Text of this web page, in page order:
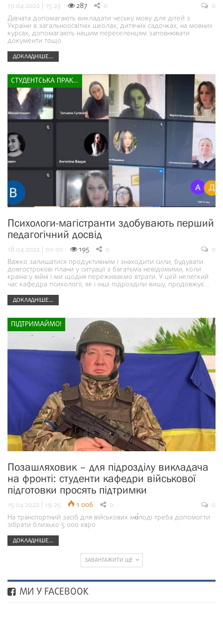
19.04.2022 | 15:23 287 0
0
Дівчата допомагають викладати чеську мову для дітей з
України в загальноосвітніх школах, дитячих садочках, на мовних
курсах, допомагають нашим переселенцям заповнювати
документи тощо
ДОКЛАДНІШЕ...
СТУДЕНТСЬКА ПРАКТИКА
Психологи-магістранти здобувають перший
педагогічний досвід
18.04.2022 | 00:00 195 0
0
Важко залишатися продуктивним і знаходити сили, будувати
довгострокові плани у ситуації з багатьма невідомими, коли
країна у війні і ми щодня переживаємо втрати. У цей нелегкий
час кафедра психології, як і інші підрозділи вишу, продовжує…
ДОКЛАДНІШЕ...
ПІДТРИМАЙМО!
Позашляховик – для підрозділу викладача
на фронті: студенти кафедри військової
підготовки просять підтримки
15.04.2022 | 19:25 1 006 0
0
На транспортний засіб для військових мо́лоді треба допомогти
зібрати близько 5 000 євро
ДОКЛАДНІШЕ...
ЗАВАНТАЖИТИ ЩЕ
МИ У FACEBOOK